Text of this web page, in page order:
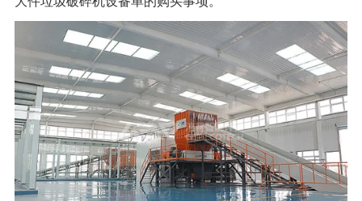
圆锥破碎机
重型锤式破碎机 移动式破碎站
RDF成型机
液压打包机
成套机组
封闭式破碎系统 废轮胎热解系统
橡胶破胶机组
分选分离设备
风选机 滚筒筛
磁选机 涡电流分选机
脉冲除尘器 轮胎抽丝机
联系我们